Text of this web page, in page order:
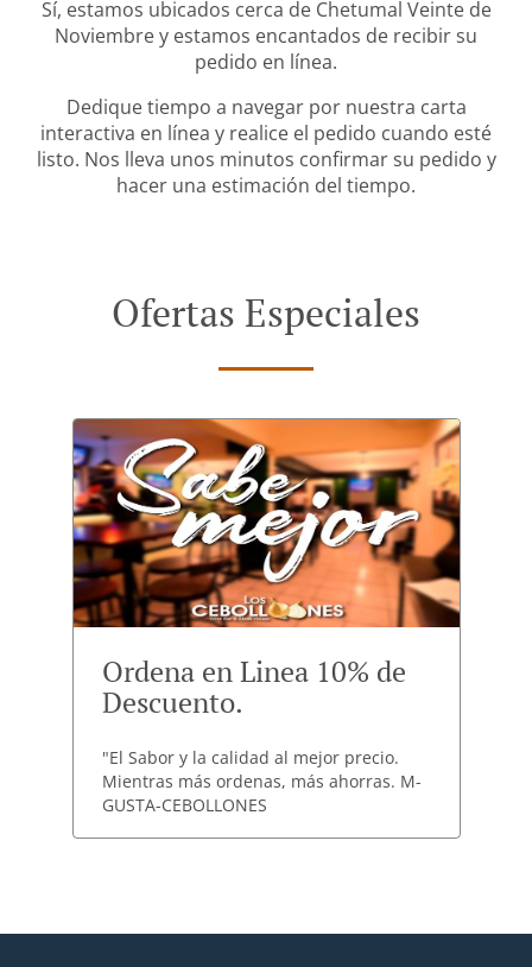
Sí, estamos ubicados cerca de Chetumal Veinte de
Noviembre y estamos encantados de recibir su
pedido en línea.
Dedique tiempo a navegar por nuestra carta
interactiva en línea y realice el pedido cuando esté
listo. Nos lleva unos minutos confirmar su pedido y
hacer una estimación del tiempo.
Ofertas Especiales
Ordena en Linea 10% de
Descuento.
"El Sabor y la calidad al mejor precio.
Mientras más ordenas, más ahorras. M-
GUSTA-CEBOLLONES